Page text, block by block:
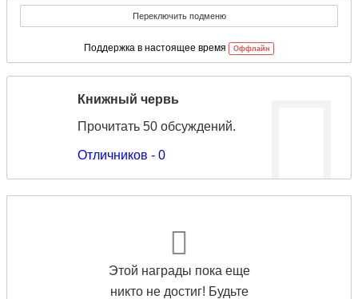
Переключить подменю
Поддержка в настоящее время Оффлайн
Книжный червь
Прочитать 50 обсуждений.
Отличников - 0
Этой награды пока еще
никто не достиг! Будьте